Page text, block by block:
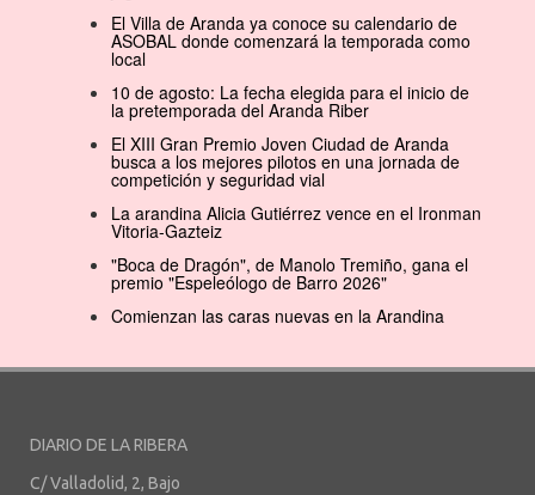
El Villa de Aranda ya conoce su calendario de
ASOBAL donde comenzará la temporada como
local
10 de agosto: La fecha elegida para el inicio de
la pretemporada del Aranda Riber
El XIII Gran Premio Joven Ciudad de Aranda
busca a los mejores pilotos en una jornada de
competición y seguridad vial
La arandina Alicia Gutiérrez vence en el Ironman
Vitoria-Gazteiz
"Boca de Dragón", de Manolo Tremiño, gana el
premio "Espeleólogo de Barro 2026"
Comienzan las caras nuevas en la Arandina
DIARIO DE LA RIBERA
C/ Valladolid, 2, Bajo